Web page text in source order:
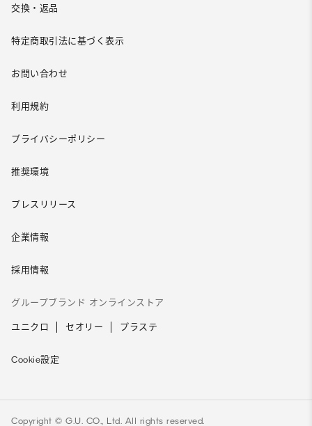
交換・返品
特定商取引法に基づく表示
お問い合わせ
利用規約
プライバシーポリシー
推奨環境
プレスリリース
企業情報
採用情報
グループブランド オンラインストア
ユニクロ セオリー プラステ
Cookie設定
Copyright © G.U. CO., Ltd. All rights reserved.